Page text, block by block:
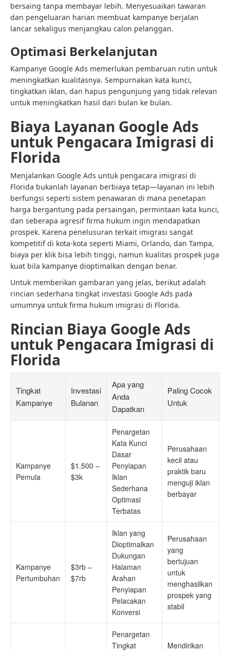
bersaing tanpa membayar lebih. Menyesuaikan tawaran
dan pengeluaran harian membuat kampanye berjalan
lancar sekaligus menjangkau calon pelanggan.
Optimasi Berkelanjutan
Kampanye Google Ads memerlukan pembaruan rutin untuk
meningkatkan kualitasnya. Sempurnakan kata kunci,
tingkatkan iklan, dan hapus pengunjung yang tidak relevan
untuk meningkatkan hasil dari bulan ke bulan.
Biaya Layanan Google Ads
untuk Pengacara Imigrasi di
Florida
Menjalankan Google Ads untuk pengacara imigrasi di
Florida bukanlah layanan berbiaya tetap—layanan ini lebih
berfungsi seperti sistem penawaran di mana penetapan
harga bergantung pada persaingan, permintaan kata kunci,
dan seberapa agresif firma hukum ingin mendapatkan
prospek. Karena penelusuran terkait imigrasi sangat
kompetitif di kota-kota seperti Miami, Orlando, dan Tampa,
biaya per klik bisa lebih tinggi, namun kualitas prospek juga
kuat bila kampanye dioptimalkan dengan benar.
Untuk memberikan gambaran yang jelas, berikut adalah
rincian sederhana tingkat investasi Google Ads pada
umumnya untuk firma hukum imigrasi di Florida.
Rincian Biaya Google Ads
untuk Pengacara Imigrasi di
Florida
Tingkat
Kampanye
Investasi
Bulanan
Apa yang
Anda
Dapatkan
Paling Cocok
Untuk
Kampanye
Pemula
$1.500 –
$3k
Penargetan
Kata Kunci
Dasar
Penyiapan
Iklan
Sederhana
Optimasi
Terbatas
Perusahaan
kecil atau
praktik baru
menguji iklan
berbayar
Kampanye
Pertumbuhan
$3rb –
$7rb
Iklan yang
Dioptimalkan
Dukungan
Halaman
Arahan
Penyiapan
Pelacakan
Konversi
Perusahaan
yang
bertujuan
untuk
menghasilkan
prospek yang
stabil
Penargetan
Tingkat
Mendirikan